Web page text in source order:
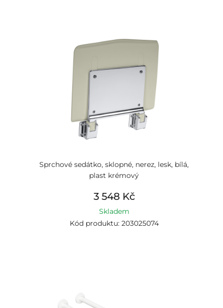
Sprchové sedátko, sklopné, nerez, lesk, bílá,
plast krémový
3 548 Kč
Skladem
Kód produktu: 203025074